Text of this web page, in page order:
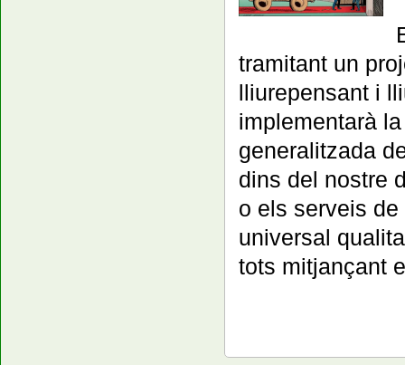
tramitant un
lliurepensant i
implementarà
generalitzada
dins del nostre
o els serveis
universal
tots mitjançant